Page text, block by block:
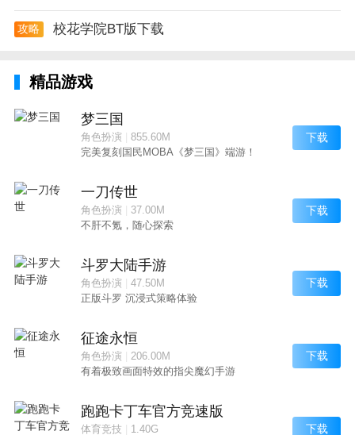
攻略 校花学院BT版下载
精品游戏
梦三国
角色扮演| 855.60M
完美复刻国民MOBA《梦三国》端游！
下载
一刀传世
角色扮演| 37.00M
不肝不氪，随心探索
下载
斗罗大陆手游
角色扮演| 47.50M
正版斗罗 沉浸式策略体验
下载
征途永恒
角色扮演| 206.00M
有着极致画面特效的指尖魔幻手游
下载
跑跑卡丁车官方竞速版
体育竞技 1.40G 下载